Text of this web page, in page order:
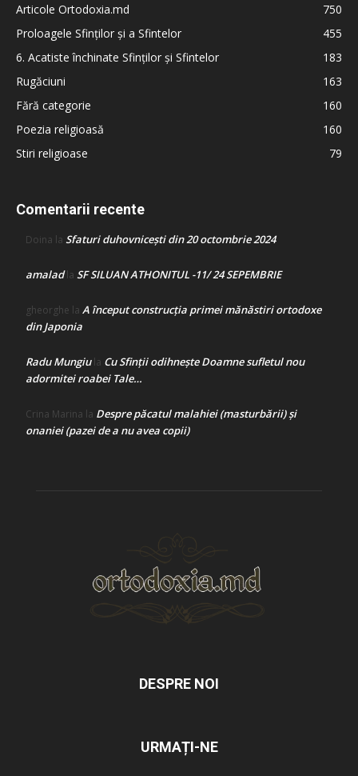
Articole Ortodoxia.md
750
Proloagele Sfinților și a Sfintelor
455
6. Acatiste închinate Sfinților și Sfintelor
183
Rugăciuni
163
Fără categorie
160
Poezia religioasă
160
Stiri religioase
79
Comentarii recente
Doina la Sfaturi duhovnicești din 20 octombrie 2024
amaladla SF SILUAN ATHONITUL -11/ 24 SEPEMBRIE
gheorghe la A început construcţia primei mănăstiri ortodoxe
din Japonia
Radu Mungiula Cu Sfinții odihnește Doamne sufletul nou
adormitei roabei Tale…
Crina Marina la Despre păcatul malahiei (masturbării) şi
onaniei (pazei de a nu avea copii)
DESPRE NOI
URMAȚI-NE